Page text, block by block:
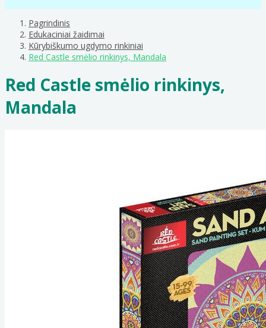
Pagrindinis
Edukaciniai žaidimai
Kūrybiškumo ugdymo rinkiniai
Red Castle smėlio rinkinys, Mandala
Red Castle smėlio rinkinys,
Mandala